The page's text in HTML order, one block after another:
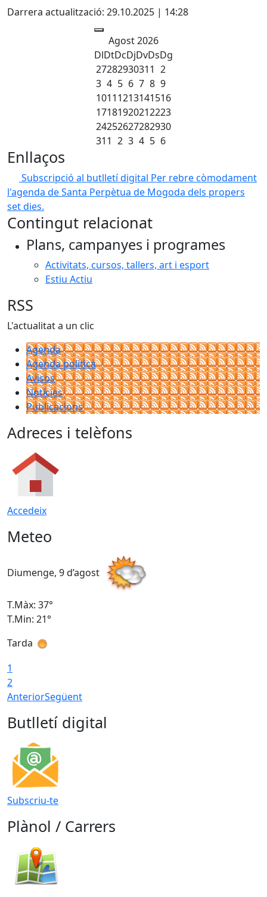
Darrera actualització: 29.10.2025 | 14:28
Agost 2026
DlDtDcDjDvDsDg
27282930311 2
3 4 5 6 7 8 9
10111213141516
17181920212223
24252627282930
311 2 3 4 5 6
Enllaços
Subscripció al butlletí digital Per rebre còmodament
l'agenda de Santa Perpètua de Mogoda dels propers
set dies.
Contingut relacionat
Plans, campanyes i programes
Activitats, cursos, tallers, art i esport
Estiu Actiu
RSS
L'actualitat a un clic
Agenda
Agenda política
Avisos
Notícies
Publicacions
Adreces i telèfons
Accedeix
Meteo
Diumenge, 9 d’agost
T.Màx: 37°
T.Min: 21°
Tarda
1
2
AnteriorSegüent
Butlletí digital
Subscriu-te
Plànol / Carrers